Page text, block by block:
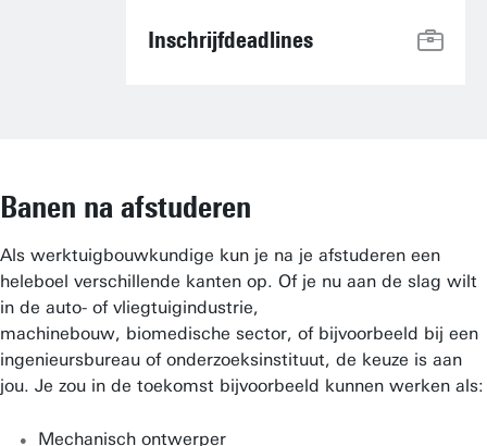
Inschrijfdeadlines
Banen na afstuderen
Als werktuigbouwkundige kun je na je afstuderen een
heleboel verschillende kanten op. Of je nu aan de slag wilt
in de auto- of vliegtuigindustrie,
machinebouw, biomedische sector, of bijvoorbeeld bij een
ingenieursbureau of onderzoeksinstituut, de keuze is aan
jou. Je zou in de toekomst bijvoorbeeld kunnen werken als:
Mechanisch ontwerper